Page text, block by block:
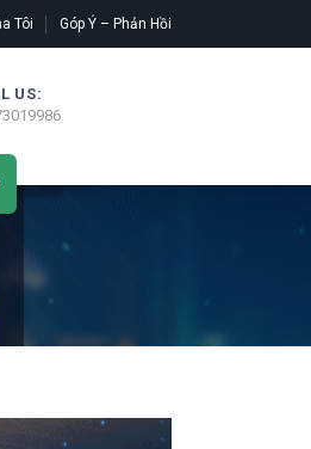
Tôi Góp Ý – Phản Hồi
US: